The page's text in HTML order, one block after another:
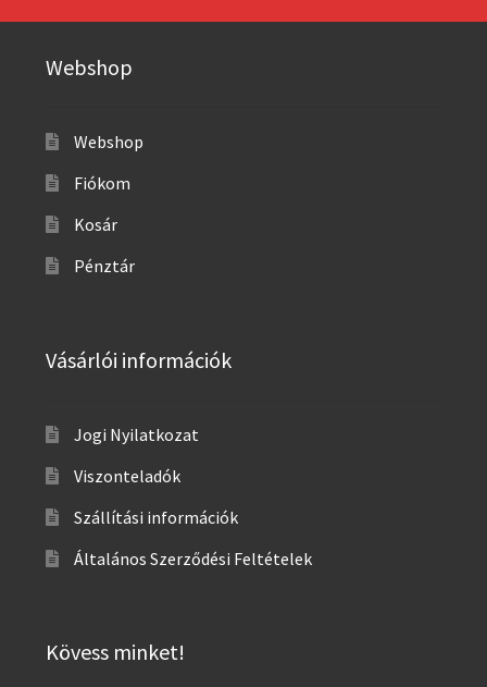
Webshop
Webshop
Fiókom
Kosár
Pénztár
Vásárlói információk
Jogi Nyilatkozat
Viszonteladók
Szállítási információk
Általános Szerződési Feltételek
Kövess minket!